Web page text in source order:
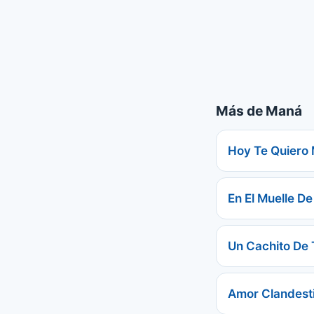
Más de Maná
Hoy Te Quiero
En El Muelle
Un Cachito De
Amor